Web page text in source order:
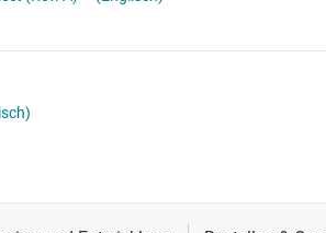
Schnittstelle
Spannungsumsetzer & Pegelverschieber